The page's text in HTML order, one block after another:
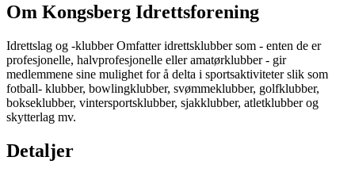
Om Kongsberg Idrettsforening
Idrettslag og -klubber Omfatter idrettsklubber som - enten de er
profesjonelle, halvprofesjonelle eller amatørklubber - gir
medlemmene sine mulighet for å delta i sportsaktiviteter slik som
fotball- klubber, bowlingklubber, svømmeklubber, golfklubber,
bokseklubber, vintersportsklubber, sjakklubber, atletklubber og
skytterlag mv.
Detaljer